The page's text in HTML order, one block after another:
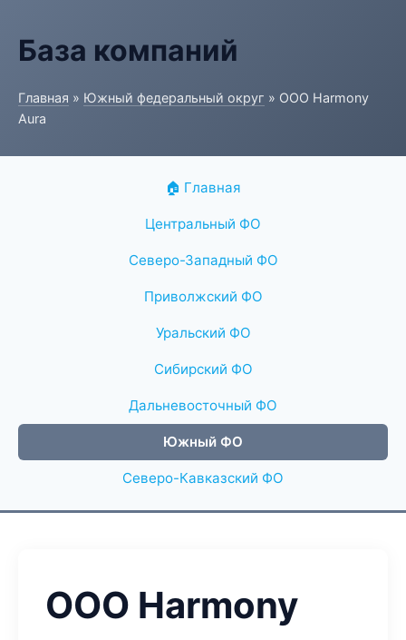
База компаний
Главная » Южный федеральный округ » ООО Harmony
Aura
🏠 Главная
Центральный ФО
Северо-Западный ФО
Приволжский ФО
Уральский ФО
Сибирский ФО
Дальневосточный ФО
Южный ФО
Северо-Кавказский ФО
ООО Harmony